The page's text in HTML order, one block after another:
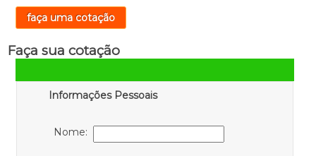
faça uma cotação
Faça sua cotação
Informações Pessoais
Nome: